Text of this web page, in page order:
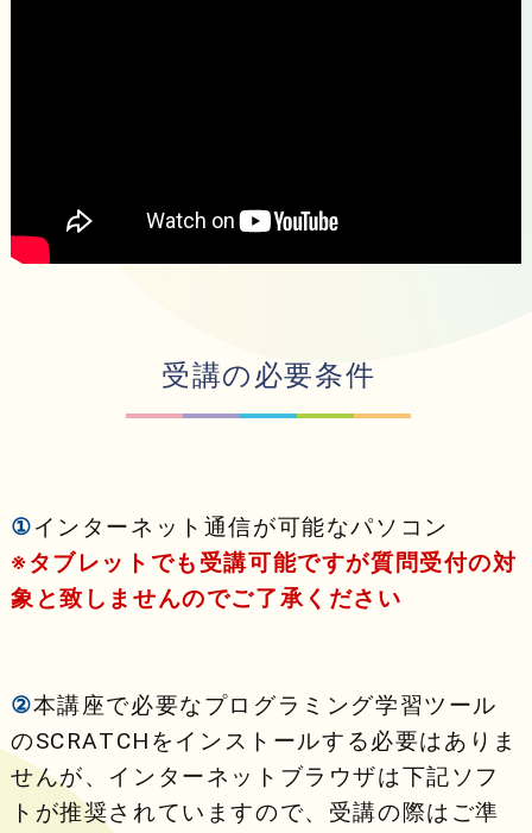
受講の必要条件
①インターネット通信が可能なパソコン
※タブレットでも受講可能ですが質問受付の対
象と致しませんのでご了承ください
②本講座で必要なプログラミング学習ツール
のSCRATCHをインストールする必要はありま
せんが、インターネットブラウザは下記ソフ
トが推奨されていますので、受講の際はご準